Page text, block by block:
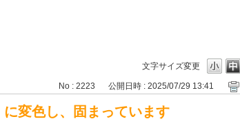
文字サイズ変更
No : 2223 公開日時 : 2025/07/29 13:41
変色し、固まっています